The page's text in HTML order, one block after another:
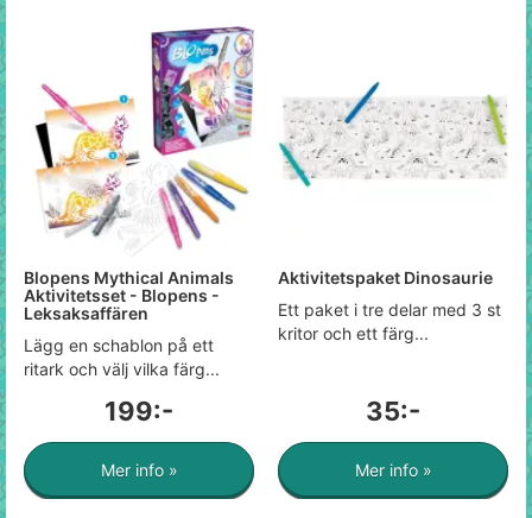
Blopens Mythical Animals
Aktivitetsset - Blopens -
Leksaksaffären
Lägg en schablon på ett
ritark och välj vilka färg...
199:-
Mer info »
Aktivitetspaket Dinosaurie
Ett paket i tre delar med 3 st
kritor och ett färg...
35:-
Mer info »